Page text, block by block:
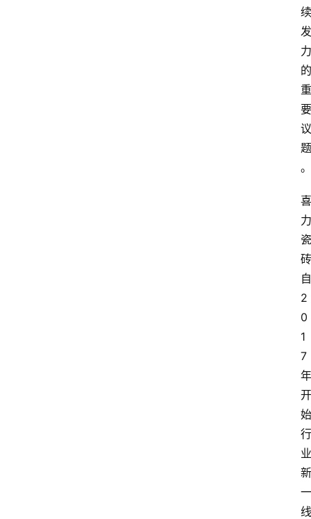
续
发
力
的
重
要
议
题
。
喜
力
瓷
砖
自
2
0
1
7
年
开
始
行
业
新
一
线